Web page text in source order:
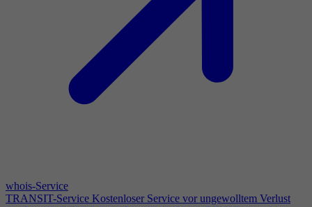
whois-Service
TRANSIT-Service Kostenloser Service vor ungewolltem Verlust